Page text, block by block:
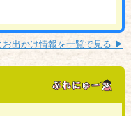
出かけ情報を一覧で見る ▶︎